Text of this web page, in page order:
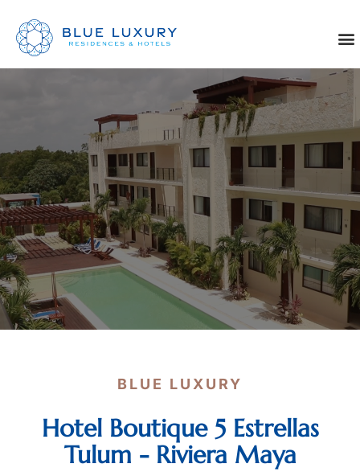
BLUE LUXURY
Hotel Boutique 5 Estrellas
Tulum - Riviera Maya